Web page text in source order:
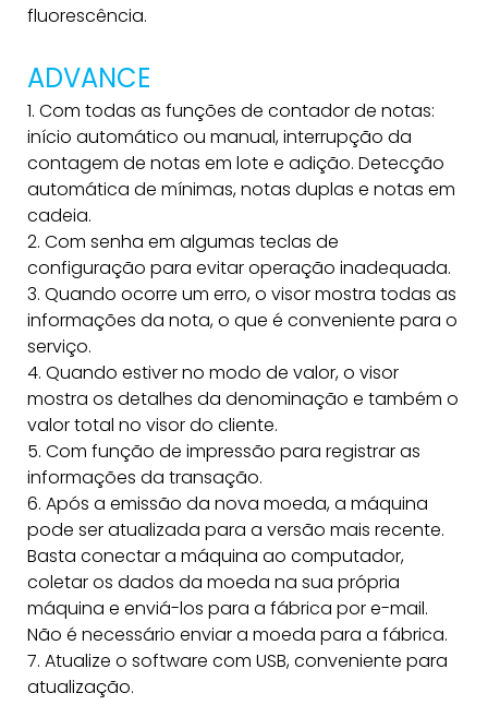
fluorescência.
ADVANCE
1. Com todas as funções de contador de notas:
início automático ou manual, interrupção da
contagem de notas em lote e adição. Detecção
automática de mínimas, notas duplas e notas em
cadeia.
2. Com senha em algumas teclas de
configuração para evitar operação inadequada.
3. Quando ocorre um erro, o visor mostra todas as
informações da nota, o que é conveniente para o
serviço.
4. Quando estiver no modo de valor, o visor
mostra os detalhes da denominação e também o
valor total no visor do cliente.
5. Com função de impressão para registrar as
informações da transação.
6. Após a emissão da nova moeda, a máquina
pode ser atualizada para a versão mais recente.
Basta conectar a máquina ao computador,
coletar os dados da moeda na sua própria
máquina e enviá-los para a fábrica por e-mail.
Não é necessário enviar a moeda para a fábrica.
7. Atualize o software com USB, conveniente para
atualização.